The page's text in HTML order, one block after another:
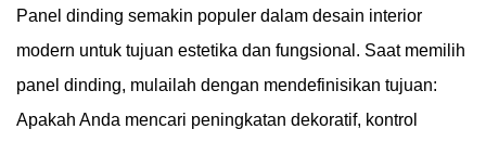
Panel dinding semakin populer dalam desain interior
modern untuk tujuan estetika dan fungsional. Saat memilih
panel dinding, mulailah dengan mendefinisikan tujuan:
Apakah Anda mencari peningkatan dekoratif, kontrol